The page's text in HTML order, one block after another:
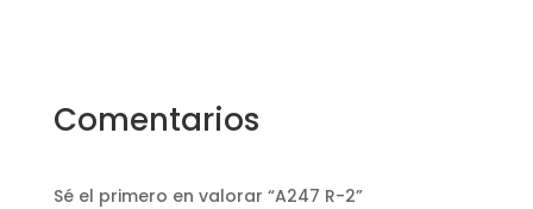
Comentarios
Sé el primero en valorar “A247 R-2”